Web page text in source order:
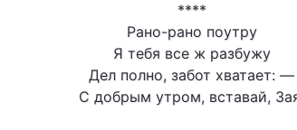
****
Рано-рано поутру
Я тебя все ж разбужу
Дел полно, забот хватает: —
С добрым утром, вставай,